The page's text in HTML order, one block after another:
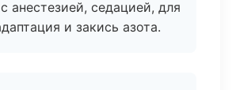
анестезией, седацией, для
и закись азота.